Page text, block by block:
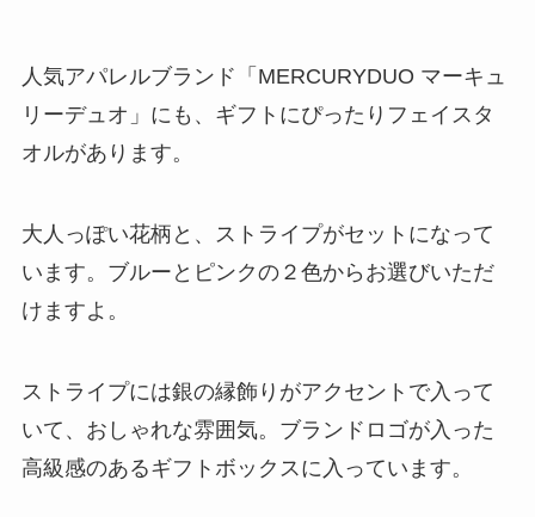
人気アパレルブランド「MERCURYDUO マーキュ
リーデュオ」にも、ギフトにぴったりフェイスタ
オルがあります。
大人っぽい花柄と、ストライプがセットになって
います。ブルーとピンクの２色からお選びいただ
けますよ。
ストライプには銀の縁飾りがアクセントで入って
いて、おしゃれな雰囲気。ブランドロゴが入った
高級感のあるギフトボックスに入っています。